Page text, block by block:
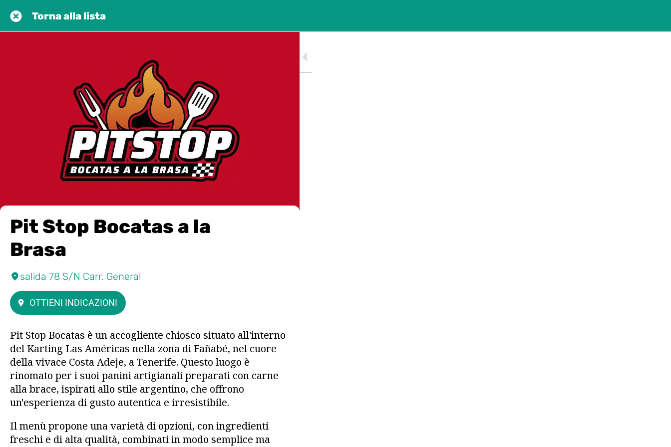
Torna alla lista
Pit Stop Bocatas a la
Brasa
salida 78 S/N Carr. General
OTTIENI INDICAZIONI
Pit Stop Bocatas è un accogliente chiosco situato all'interno
del Karting Las Américas nella zona di Fañabé, nel cuore
della vivace Costa Adeje, a Tenerife. Questo luogo è
rinomato per i suoi panini artigianali preparati con carne
alla brace, ispirati allo stile argentino, che offrono
un'esperienza di gusto autentica e irresistibile.
Il menù propone una varietà di opzioni, con ingredienti
freschi e di alta qualità, combinati in modo semplice ma